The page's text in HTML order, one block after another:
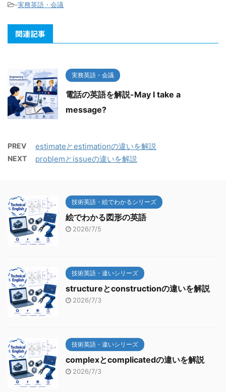
-実務英語・会議
関連記事
実務英語・会議
電話の英語を解説-May I take a
message?
PREV estimateとestimationの違いを解説
NEXT problemとissueの違いを解説
技術英語・絵でわかるシリーズ
絵でわかる図形の英語
2026/7/5
技術英語・違いシリーズ
structureとconstructionの違いを解説
2026/7/3
技術英語・違いシリーズ
complexとcomplicatedの違いを解説
2026/7/3